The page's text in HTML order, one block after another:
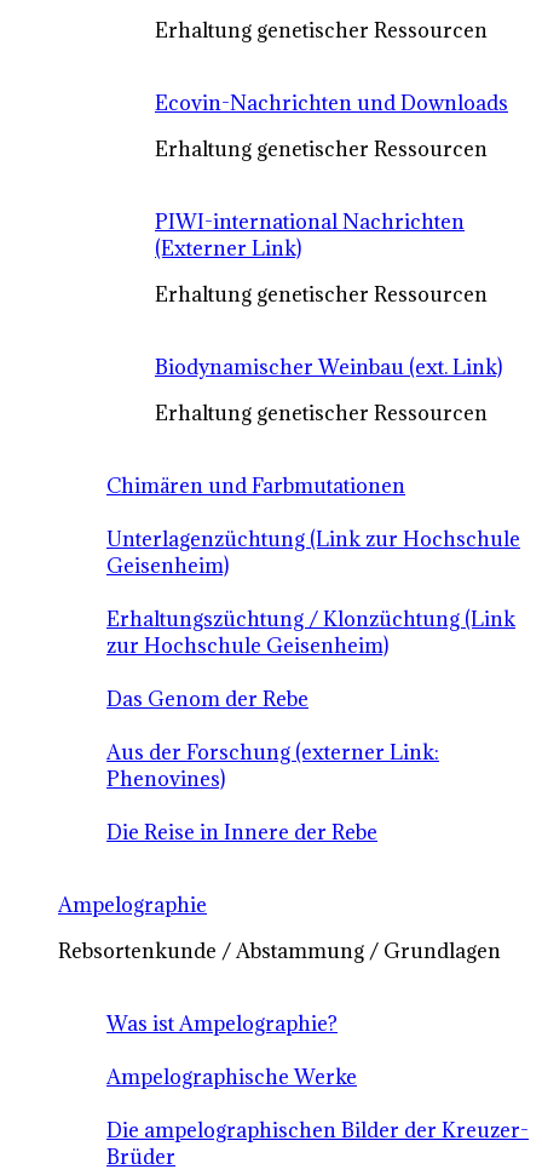
Erhaltung genetischer Ressourcen
Ecovin-Nachrichten und Downloads
Erhaltung genetischer Ressourcen
PIWI-international Nachrichten
(Externer Link)
Erhaltung genetischer Ressourcen
Biodynamischer Weinbau (ext. Link)
Erhaltung genetischer Ressourcen
Chimären und Farbmutationen
Unterlagenzüchtung (Link zur Hochschule
Geisenheim)
Erhaltungszüchtung / Klonzüchtung (Link
zur Hochschule Geisenheim)
Das Genom der Rebe
Aus der Forschung (externer Link:
Phenovines)
Die Reise in Innere der Rebe
Ampelographie
Rebsortenkunde / Abstammung / Grundlagen
Was ist Ampelographie?
Ampelographische Werke
Die ampelographischen Bilder der Kreuzer-
Brüder